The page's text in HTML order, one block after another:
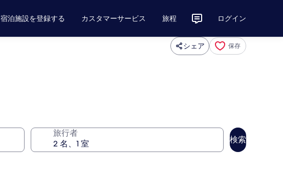
宿泊施設を登録する カスタマーサービス 旅程 ログイン
シェア 保存
旅行者
検索